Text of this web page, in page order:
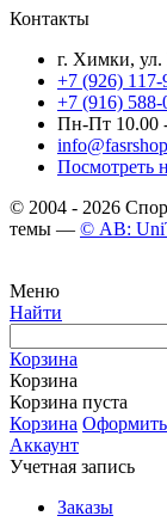
Контакты
г. Химки, ул.
+7 (926) 117-
+7 (916) 588-
Пн-Пт 10.00
Посмотреть
© 2004 - 2026
темы — © AB:
Меню
Найти
Корзина
Корзина
Корзина пуста
Корзина Оформить
Аккаунт
Учетная запись
Заказы